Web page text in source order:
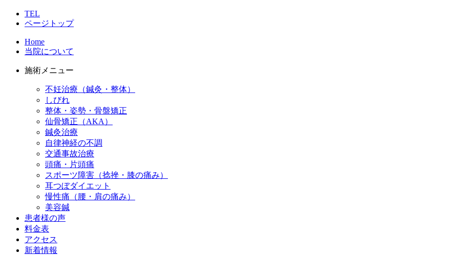
TEL
ページトップ
Home
当院について
施術メニュー
不妊治療（鍼灸・整体）
しびれ
整体・姿勢・骨盤矯正
仙骨矯正（AKA）
鍼灸治療
自律神経の不調
交通事故治療
頭痛・片頭痛
スポーツ障害（捻挫・膝の痛み）
耳つぼダイエット
慢性痛（腰・肩の痛み）
美容鍼
患者様の声
料金表
アクセス
新着情報